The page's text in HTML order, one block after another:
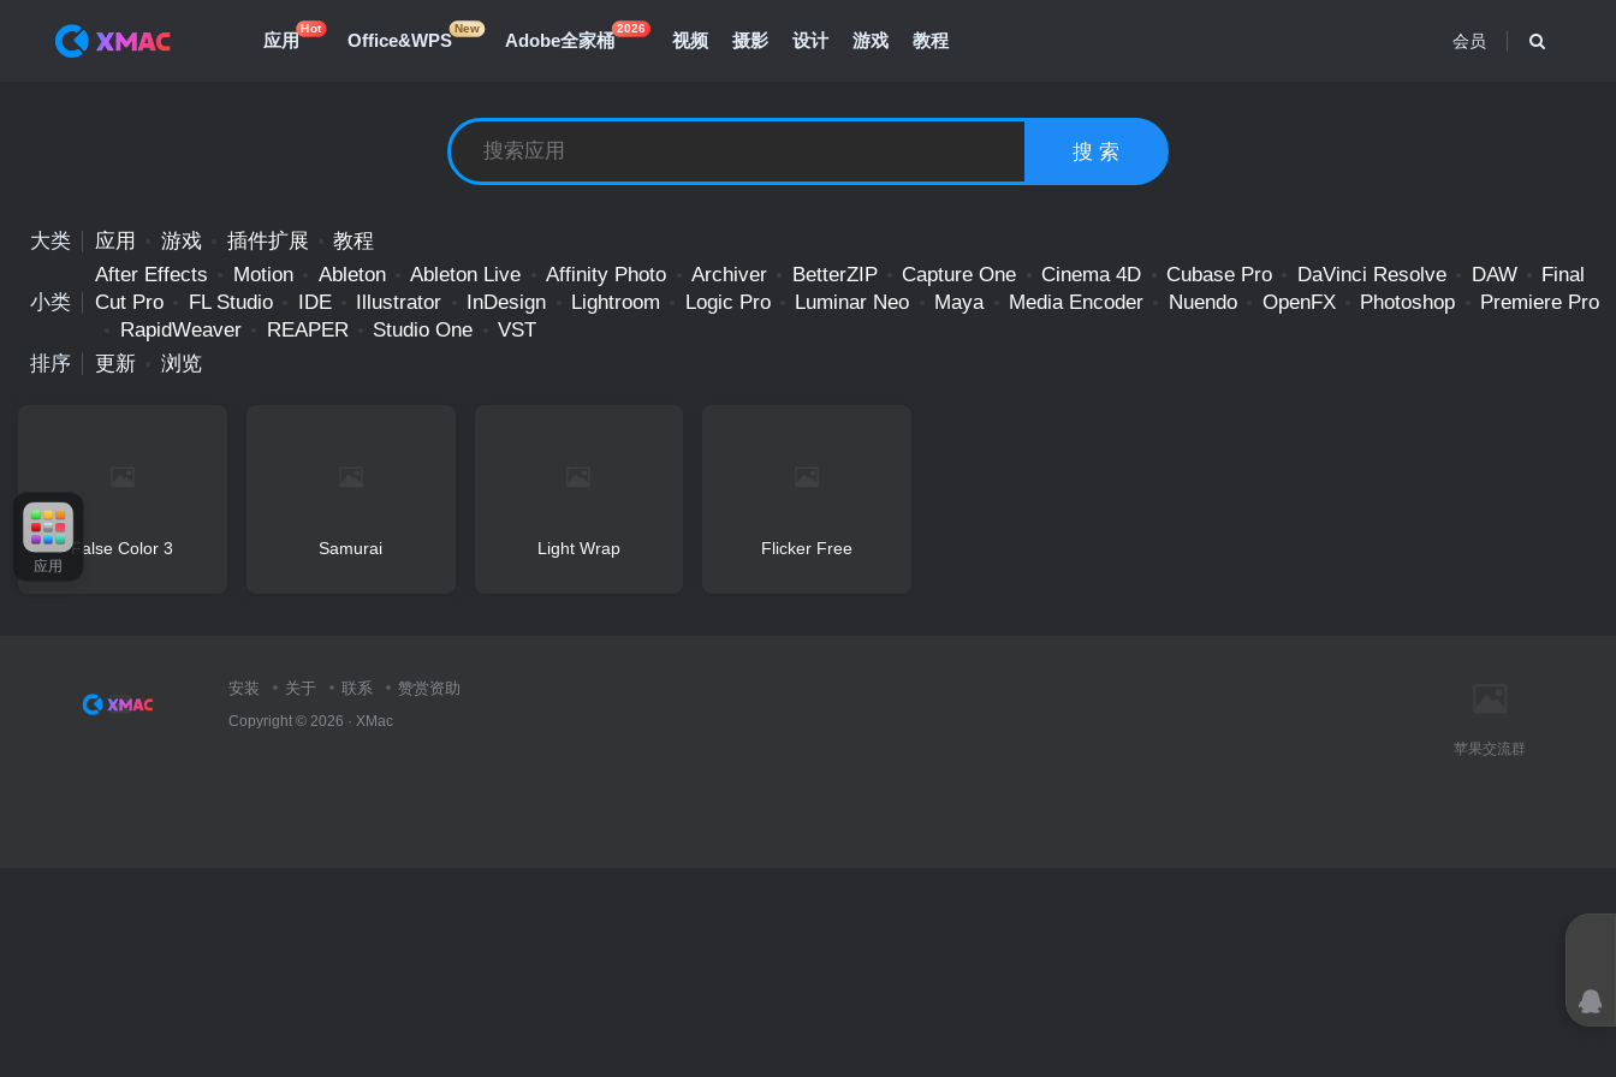
应用
Hot
Office&WPS
New
Adobe全家桶
2026
视频 摄影 设计 游戏 教程 会员
搜 索
大类 应用 游戏 插件扩展 教程
小类
After Effects Motion Ableton Ableton Live Affinity Photo Archiver BetterZIP Capture One Cinema 4D Cubase Pro DaVinci Resolve DAW
Final
Cut Pro
FL Studio IDE Illustrator InDesign Lightroom Logic Pro Luminar Neo Maya Media Encoder Nuendo OpenFX Photoshop
Premiere Pro
RapidWeaver
REAPER Studio One
VST
排序
更新 浏览
False Color 3 Samurai Light Wrap Flicker Free
安装 关于 联系 赞赏资助
Copyright © 2026 · XMac
苹果交流群
应用